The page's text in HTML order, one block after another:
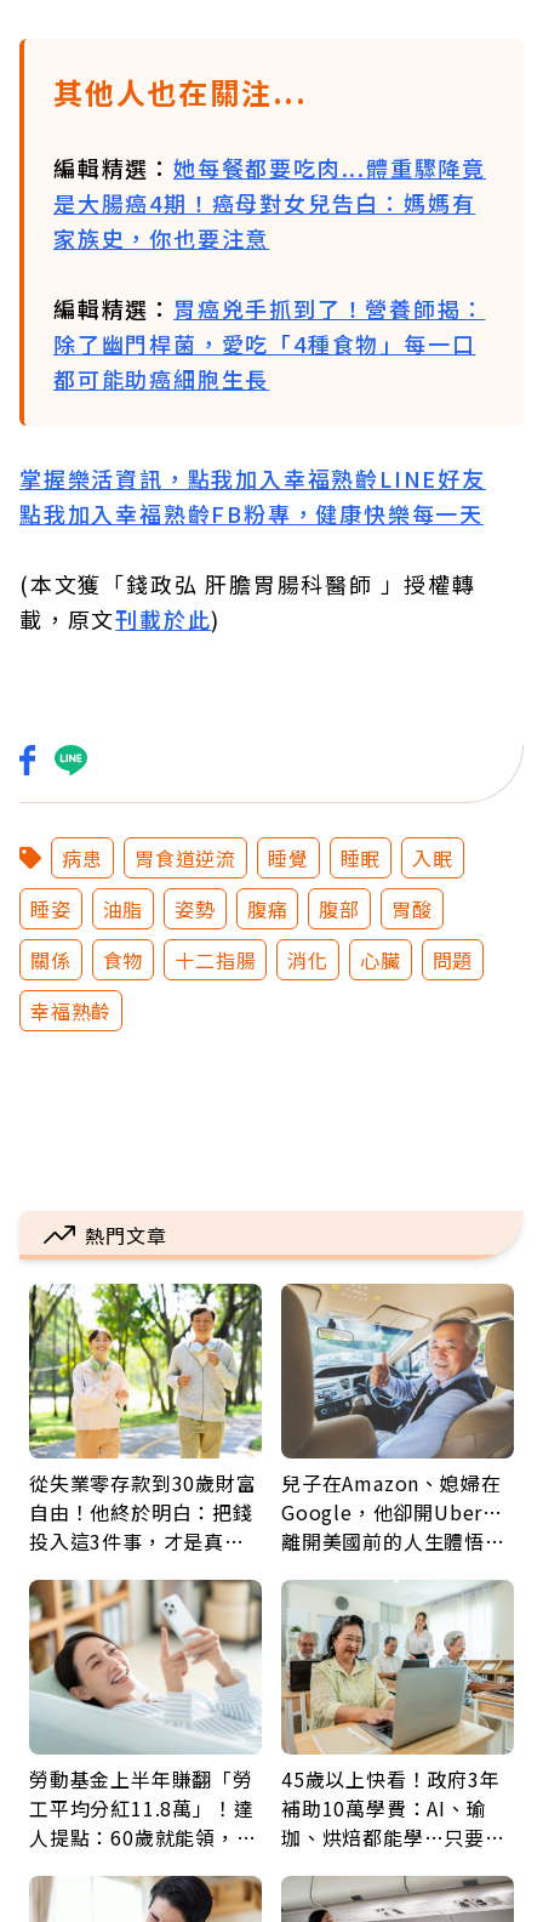
其他人也在關注...
編輯精選： 她每餐都要吃肉...體重驟降竟
是大腸癌4期！癌母對女兒告白：媽媽有
家族史，你也要注意
編輯精選： 胃癌兇手抓到了！營養師揭：
除了幽門桿菌，愛吃「4種食物」每一口
都可能助癌細胞生長
掌握樂活資訊，點我加入幸福熟齡LINE好友
點我加入幸福熟齡FB粉專，健康快樂每一天
(本文獲「錢政弘 肝膽胃腸科醫師 」授權轉
載，原文刊載於此)
病患 胃食道逆流 睡覺 睡眠
入眠
睡姿
油脂 姿勢 腹痛 腹部
胃酸
關係
食物 十二指腸 消化 心臟
問題
幸福熟齡
熱門文章
從失業零存款到30歲財富
自由！他終於明白：把錢
投入這3件事，才是真正
兒子在Amazon、媳婦在
Google，他卻開Uber…
離開美國前的人生體悟：
勞動基金上半年賺翻「勞
工平均分紅11.8萬」！達
人提點：60歲就能領，重
45歲以上快看！政府3年
補助10萬學費：AI、瑜
珈、烘焙都能學…只要願